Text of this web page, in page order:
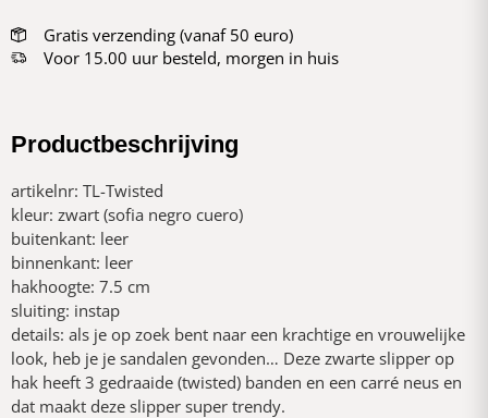
Gratis verzending (vanaf 50 euro)
Voor 15.00 uur besteld, morgen in huis
Productbeschrijving
artikelnr: TL-Twisted
kleur: zwart (sofia negro cuero)
buitenkant: leer
binnenkant: leer
hakhoogte: 7.5 cm
sluiting: instap
details: als je op zoek bent naar een krachtige en vrouwelijke
look, heb je je sandalen gevonden… Deze zwarte slipper op
hak heeft 3 gedraaide (twisted) banden en een carré neus en
dat maakt deze slipper super trendy.